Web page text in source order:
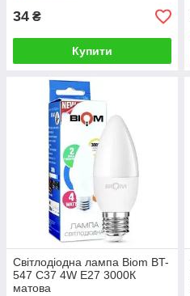
34 ₴
Купити
Світлодіодна лампа Biom BT-
547 C37 4W E27 3000К
матова